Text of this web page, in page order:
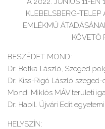
KLEBELSBERG-
EMLÉKMŰ
KÖVETŐ
BESZÉDET MOND:
Dr. Botka László, Szeged
Dr. Kiss-Rigó László
Mondi Miklós MÁV területi
Dr. Habil. Újvári Edit
HELYSZÍN: